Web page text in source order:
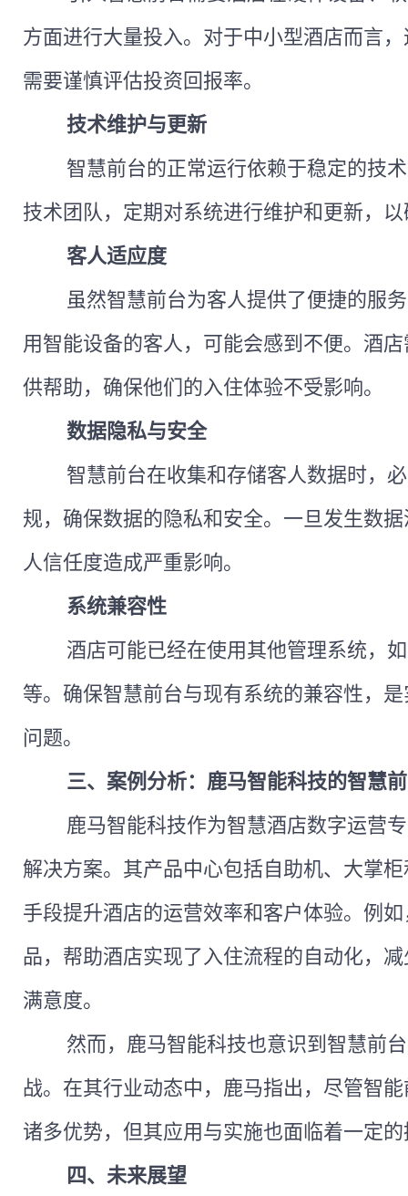
方面进行大量投入。对于中小型酒店而言
需要谨慎评估投资回报率。
技术维护与更新
智慧前台的正常运行依赖于稳定的技
技术团队，定期对系统进行维护和更新，
客人适应度
虽然智慧前台为客人提供了便捷的服
用智能设备的客人，可能会感到不便。酒
供帮助，确保他们的入住体验不受影响。
数据隐私与安全
智慧前台在收集和存储客人数据时，
规，确保数据的隐私和安全。一旦发生数
人信任度造成严重影响。
系统兼容性
酒店可能已经在使用其他管理系统，
等。确保智慧前台与现有系统的兼容性，
问题。
三、案例分析：鹿马智能科技的智慧
鹿马智能科技作为智慧酒店数字运营
解决方案。其产品中心包括自助机、大掌
手段提升酒店的运营效率和客户体验。例
品，帮助酒店实现了入住流程的自动化，
满意度。
然而，鹿马智能科技也意识到智慧前
战。在其行业动态中，鹿马指出，尽管智
诸多优势，但其应用与实施也面临着一定
四、未来展望